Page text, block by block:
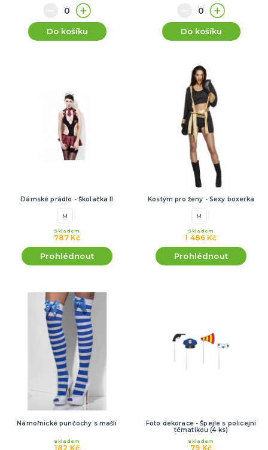
Do košíku Do košíku
Dámské prádlo - Školačka II
M
787 Kč
Skladem
Prohlédnout
Kostým pro ženy - Sexy boxerka
M
1 486 Kč
Skladem
Prohlédnout
Námořnické punčochy s mašlí
182 Kč
Skladem
Foto dekorace - Špejle s policejní
tématikou (4 ks)
79 Kč
Skladem